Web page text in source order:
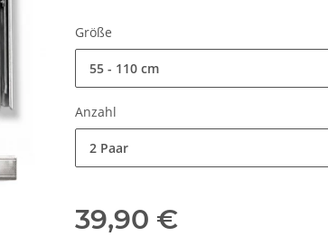
Größe
55 - 110 cm
Anzahl
2 Paar
39,90 €